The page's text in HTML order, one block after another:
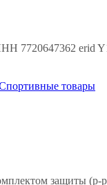
7720647362 erid
товары
защиты